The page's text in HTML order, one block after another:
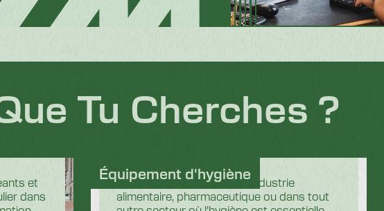
Tu Cherches ?
et
dans
Que vous travailliez dans l'industrie
alimentaire, pharmaceutique ou dans tout
Équipement d'hygiène